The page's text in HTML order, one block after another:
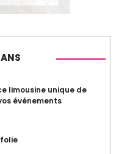
limousine unique de
événements